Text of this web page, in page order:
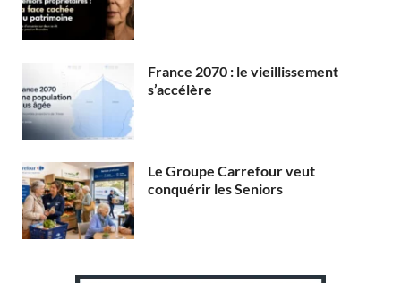
France 2070 : le vieillissement
s’accélère
Le Groupe Carrefour veut
conquérir les Seniors